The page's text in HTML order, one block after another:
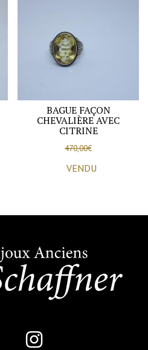
BAGUE FAÇON
CHEVALIÈRE AVEC
CITRINE
470,00€
VENDU